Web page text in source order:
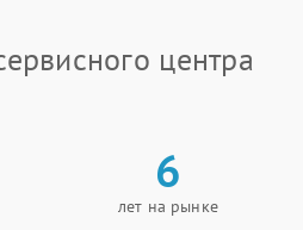
центра
6
лет на рынке